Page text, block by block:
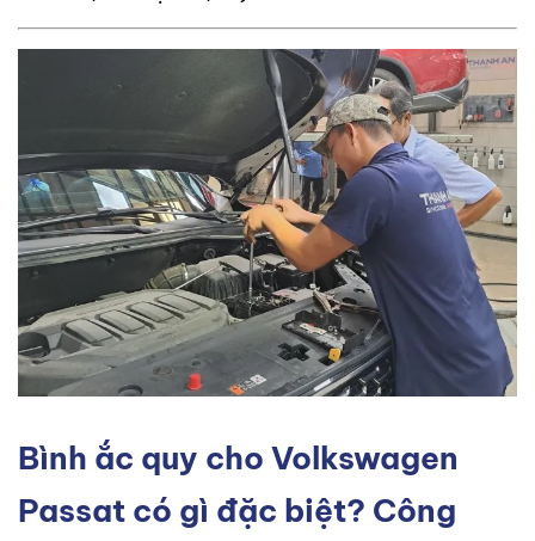
Bình ắc quy cho Volkswagen
Passat có gì đặc biệt? Công